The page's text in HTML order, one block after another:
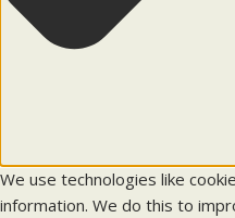
We use technologies like
information. We do this to